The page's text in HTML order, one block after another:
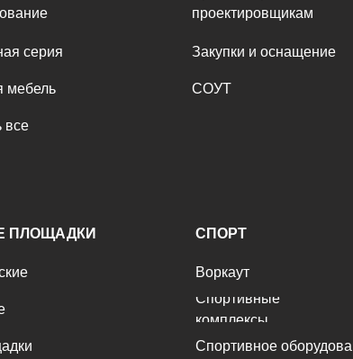
серия
мебель
все
проектировщикам
Закупки и оснащение
СОУТ
ПЛОЩАДКИ СПОРТ
Воркаут
Спортивные
комплексы
Спортивное